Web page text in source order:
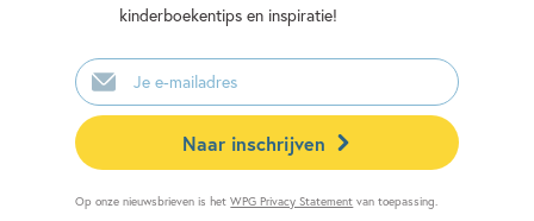
kinderboekentips en inspiratie!
E-
mailadres
Naar inschrijven
Op onze nieuwsbrieven is hetWPG Privacy Statement van toepassing.